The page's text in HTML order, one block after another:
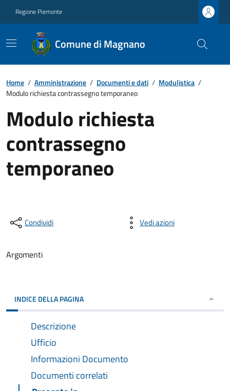
Regione Piemonte
Comune di Magnano
Home / Amministrazione / Documenti e dati / Modulistica /
Modulo richiesta contrassegno temporaneo
Modulo richiesta
contrassegno
temporaneo
Condividi Vedi azioni
Argomenti
INDICE DELLA PAGINA
Descrizione
Ufficio
Informazioni Documento
Documenti correlati